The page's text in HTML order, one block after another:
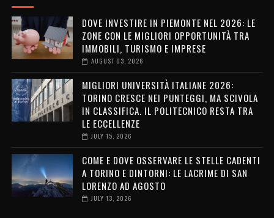
DOVE INVESTIRE IN PIEMONTE NEL 2026: LE
ZONE CON LE MIGLIORI OPPORTUNITÀ TRA
IMMOBILI, TURISMO E IMPRESE
AUGUST 03, 2026
MIGLIORI UNIVERSITÀ ITALIANE 2026:
TORINO CRESCE NEI PUNTEGGI, MA SCIVOLA
IN CLASSIFICA. IL POLITECNICO RESTA TRA
LE ECCELLENZE
JULY 15, 2026
COME E DOVE OSSERVARE LE STELLE CADENTI
A TORINO E DINTORNI: LE LACRIME DI SAN
LORENZO AD AGOSTO
JULY 13, 2026